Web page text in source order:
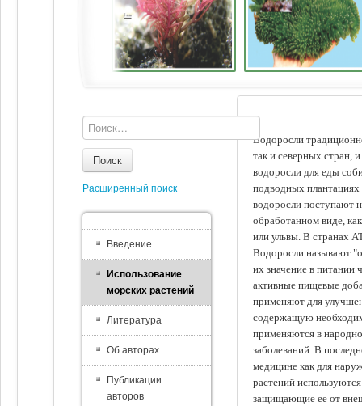
Водоросли
так и северных стран,
водоросли для еды
подводных
водоросли поступают
обработанном виде,
или ульвы. В странах
Водоросли называют
их значение в питании
активные пищевые
применяют для
содержащую
применяются в
заболеваний. В
медицине как для
растений
защищающие ее от
Поиск
Расширенный поиск
Введение
Использование
морских растений
Литература
Об авторах
Публикации
авторов